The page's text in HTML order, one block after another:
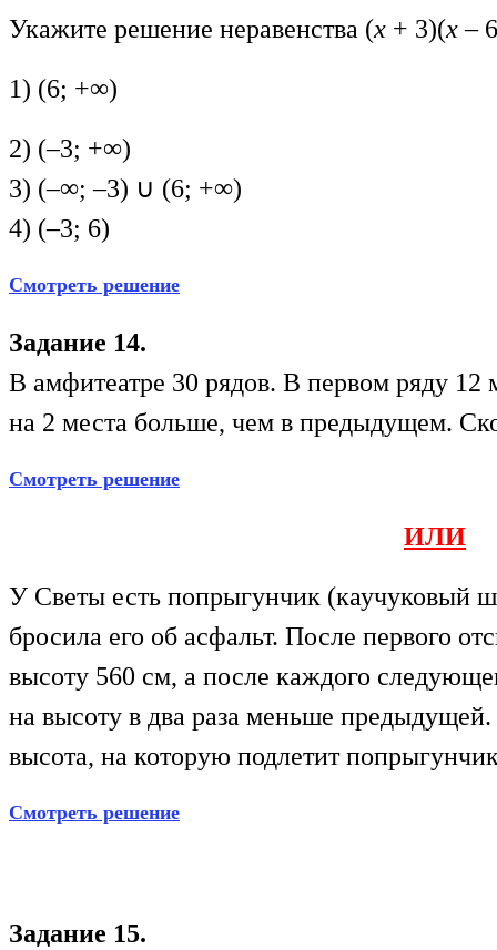
Укажите решение неравенства (x + 3)(х–
1) (6; +∞)
2) (–3; +∞)
3) (–∞; –3) ∪ (6; +∞)
4) (–3; 6)
Смотреть решение
Задание 14.
В амфитеатре 30 рядов. В первом ряду
на 2 места больше, чем в предыдущем.
Смотреть решение
ИЛИ
У Светы есть попрыгунчик (каучуковый
бросила его об асфальт. После первого
высоту 560 см, а после каждого
на высоту в два раза меньше предыдущей.
высота, на которую подлетит
Смотреть решение
Задание 15.